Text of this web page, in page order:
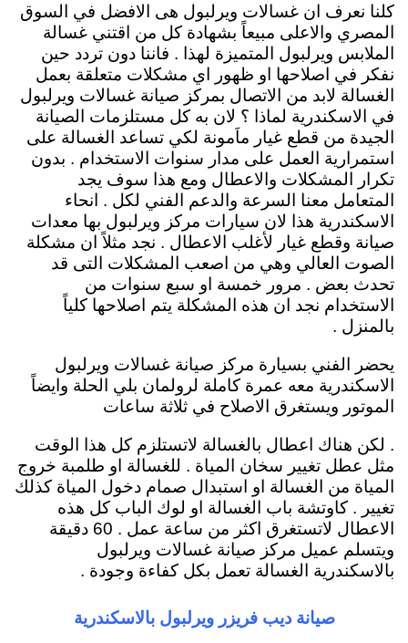
كلنا نعرف ان غسالات ويرلبول هى الافضل في السوق
المصري والاعلى مبيعاً بشهادة كل من اقتني غسالة
الملابس ويرلبول المتميزة لهذا . فاننا دون تردد حين
نفكر في اصلاحها او ظهور اي مشكلات متعلقة بعمل
الغسالة لابد من الاتصال بمركز صيانة غسالات ويرلبول
في الاسكندرية لماذا ؟ لان به كل مستلزمات الصيانة
الجيدة من قطع غيار ماَمونة لكي تساعد الغسالة على
استمرارية العمل على مدار سنوات الاستخدام . بدون
تكرار المشكلات والاعطال ومع هذا سوف يجد
المتعامل معنا السرعة والدعم الفني لكل . انحاء
الاسكندرية هذا لان سيارات مركز ويرلبول بها معدات
صيانة وقطع غيار لأغلب الاعطال . نجد مثلاً ان مشكلة
الصوت العالي وهي من اصعب المشكلات التى قد
تحدث بعض . مرور خمسة او سبع سنوات من
الاستخدام نجد ان هذه المشكلة يتم اصلاحها كلياً
بالمنزل .
يحضر الفني بسيارة مركز صيانة غسالات ويرلبول
الاسكندرية معه عمرة كاملة لرولمان بلي الحلة وايضاً
الموتور ويستغرق الاصلاح في ثلاثة ساعات
. لكن هناك اعطال بالغسالة لاتستلزم كل هذا الوقت
مثل عطل تغيير سخان المياة . للغسالة او طلمبة خروج
المياة من الغسالة او استبدال صمام دخول المياة كذلك
تغيير . كاوتشة باب الغسالة او لوك الباب كل هذه
الاعطال لاتستغرق اكثر من ساعة عمل . 60 دقيقة
ويتسلم عميل مركز صيانة غسالات ويرلبول
بالاسكندرية الغسالة تعمل بكل كفاءة وجودة .
صيانة ديب فريزر ويرلبول بالاسكندرية